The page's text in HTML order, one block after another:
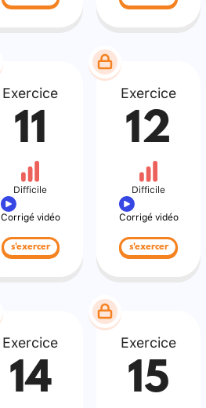
Exercice
11
Difficile
Corrigé vidéo
s'exercer
Exercice
12
Difficile
Corrigé vidéo
s'exercer
Exercice
14
Exercice
15